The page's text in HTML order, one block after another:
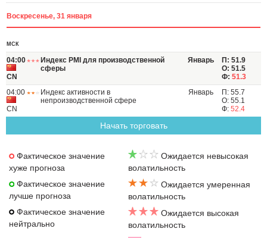
Воскресенье, 31 января
МСК
04:00
CN
Индекс PMI для производственной
сферы
Январь
П: 51.9
О: 51.5
Ф: 51.3
04:00
CN
Индекс активности в
непроизводственной сфере
Январь
П: 55.7
О: 55.1
Ф: 52.4
Начать торговать
Фактическое значение
хуже прогноза
Фактическое значение
лучше прогноза
Фактическое значение
нейтрально
Ожидается невысокая
волатильность
Ожидается умеренная
волатильность
Ожидается высокая
волатильность